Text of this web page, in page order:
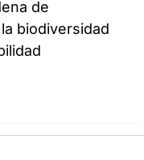
de
biodiversidad